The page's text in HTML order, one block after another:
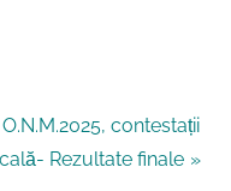
contestații
Rezultate finale